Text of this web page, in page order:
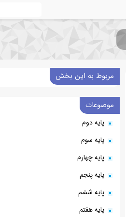
مربوط به این بخش
موضوعات
پایه دوم
پایه سوم
پایه چهارم
پایه پنجم
پایه ششم
پایه هفتم